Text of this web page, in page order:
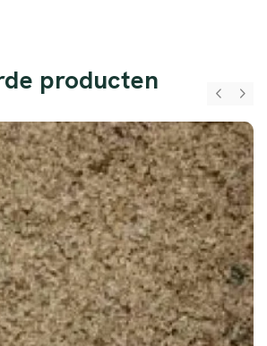
producten